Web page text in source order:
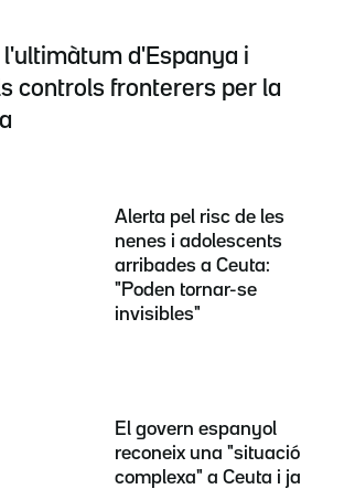
l'ultimàtum d'Espanya i
controls fronterers per la
Alerta pel risc de les
nenes i adolescents
arribades a Ceuta:
"Poden tornar-se
invisibles"
El govern espanyol
reconeix una "situació
complexa" a Ceuta i ja